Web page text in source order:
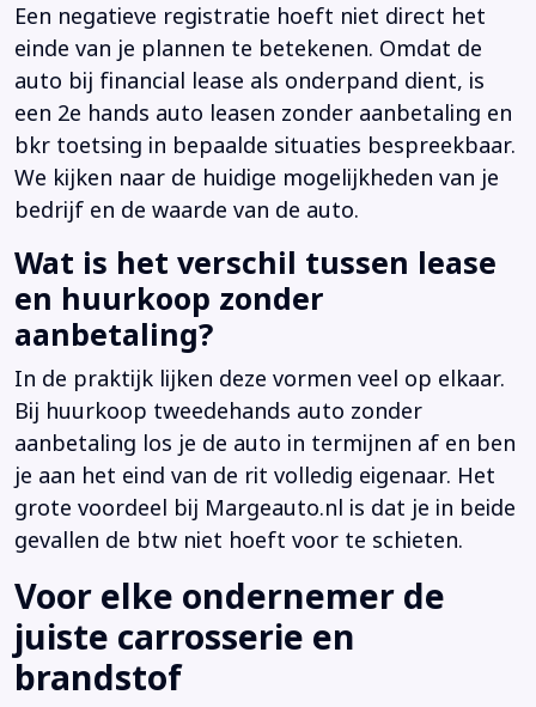
Een negatieve registratie hoeft niet direct het
einde van je plannen te betekenen. Omdat de
auto bij financial lease als onderpand dient, is
een 2e hands auto leasen zonder aanbetaling en
bkr toetsing in bepaalde situaties bespreekbaar.
We kijken naar de huidige mogelijkheden van je
bedrijf en de waarde van de auto.
Wat is het verschil tussen lease
en huurkoop zonder
aanbetaling?
In de praktijk lijken deze vormen veel op elkaar.
Bij huurkoop tweedehands auto zonder
aanbetaling los je de auto in termijnen af en ben
je aan het eind van de rit volledig eigenaar. Het
grote voordeel bij Margeauto.nl is dat je in beide
gevallen de btw niet hoeft voor te schieten.
Voor elke ondernemer de
juiste carrosserie en
brandstof